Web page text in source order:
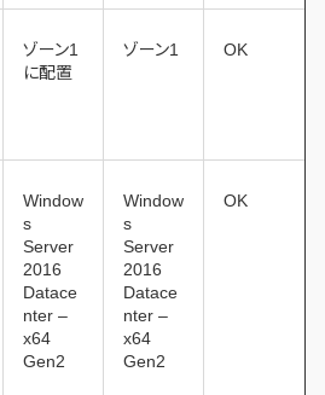
ゾーン1
に配置
ゾーン1 OK
Window
s
Server
2016
Datace
nter –
x64
Gen2
Window
s
Server
2016
Datace
nter –
x64
Gen2
OK